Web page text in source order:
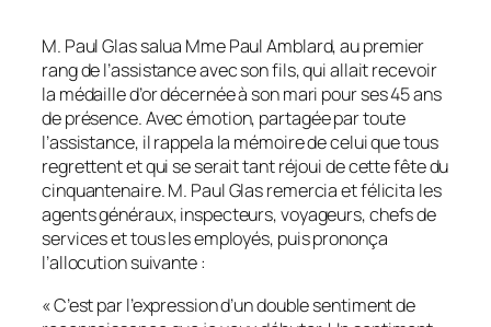
M. Paul Glas salua Mme Paul Amblard, au premier
rang de l’assistance avec son fils, qui allait recevoir
la médaille d’or décernée à son mari pour ses 45 ans
de présence. Avec émotion, partagée par toute
l’assistance, il rappela la mémoire de celui que tous
regrettent et qui se serait tant réjoui de cette fête du
cinquantenaire. M. Paul Glas remercia et félicita les
agents généraux, inspecteurs, voyageurs, chefs de
services et tous les employés, puis prononça
l’allocution suivante :
« C’est par l’expression d’un double sentiment de